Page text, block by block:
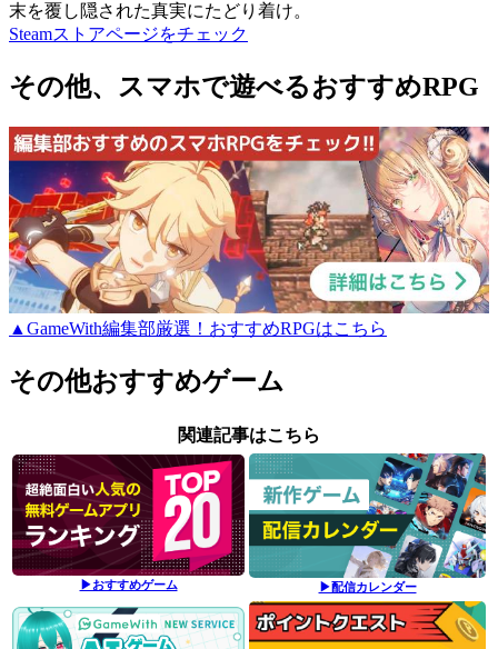
末を覆し隠された真実にたどり着け。
Steamストアページをチェック
その他、スマホで遊べるおすすめRPG
▲GameWith編集部厳選！おすすめRPGはこちら
その他おすすめゲーム
関連記事はこちら
▶おすすめゲーム ▶配信カレンダー